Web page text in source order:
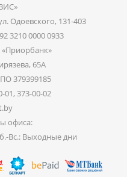
Одоевского, 131-403
3210 0000 0933
«Приорбанк»
65А
379399185
01, 373-00-02
офиса:
Вс.: Выходные дни